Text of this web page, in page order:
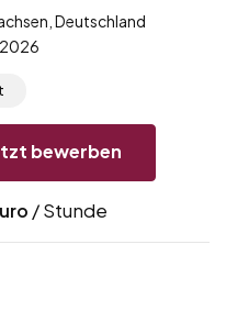
Deutschland
bewerben
/ Stunde